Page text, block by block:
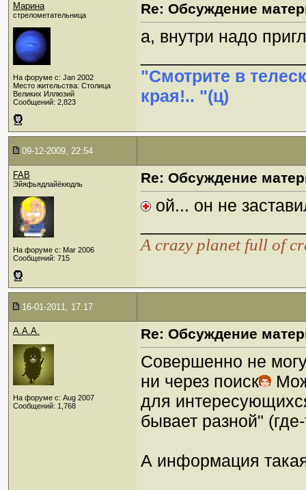
Марина
стрелометательница
На форуме с: Jan 2002
Место жительства: Столица
Великих Иллюзий
Сообщений: 2,823
Re: Обсуждение
а, внутри надо
"Смотрите в
края!.. "(ц)
09-12-2009, 22:54
FAB
Эйяфьядлайёкюдль
На форуме с: Mar 2006
Сообщений: 715
Re: Обсуждение
ой... он не
А crazy planet full of
16-01-2011, 17:17
A.A.A.
На форуме с: Aug 2007
Сообщений: 1,768
Re: Обсуждение
Совершенно не
ни через поиск
для
бывает разной"
А информация